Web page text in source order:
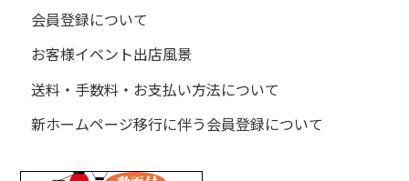
会員登録について
お客様イベント出店風景
送料・手数料・お支払い方法について
新ホームページ移行に伴う会員登録について